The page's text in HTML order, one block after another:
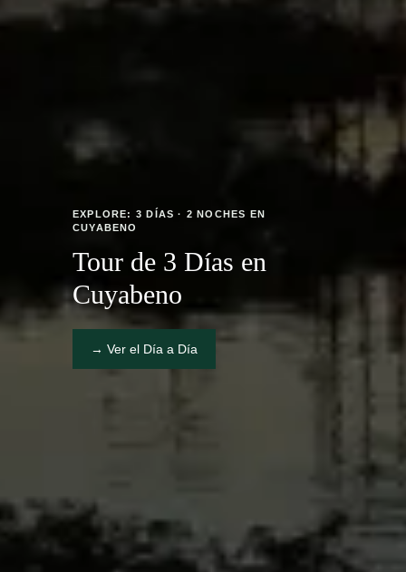
Tour de 3 Días en
Cuyabeno
→ Ver el Día a Día